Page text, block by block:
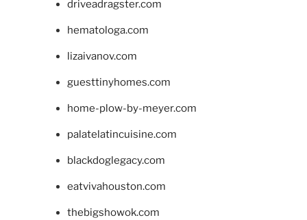
driveadragster.com
hematologa.com
lizaivanov.com
guesttinyhomes.com
home-plow-by-meyer.com
palatelatincuisine.com
blackdoglegacy.com
eatvivahouston.com
thebigshowok.com